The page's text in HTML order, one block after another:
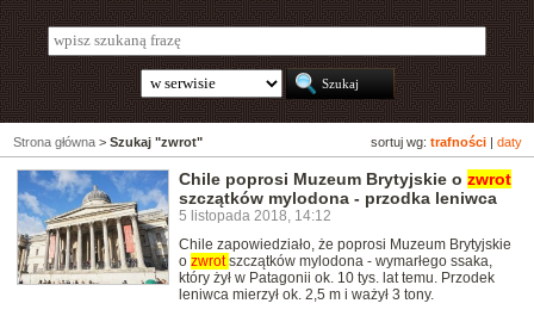
sortuj wg: trafności daty
Strona główna > Szukaj "zwrot"
Chile poprosi Muzeum Brytyjskie o zwrot
szczątków mylodona - przodka leniwca
5 listopada 2018, 14:12
Chile zapowiedziało, że poprosi Muzeum Brytyjskie
o zwrotszczątków mylodona - wymarłego ssaka,
który żył w Patagonii ok. 10 tys. lat temu. Przodek
leniwca mierzył ok. 2,5 m i ważył 3 tony.